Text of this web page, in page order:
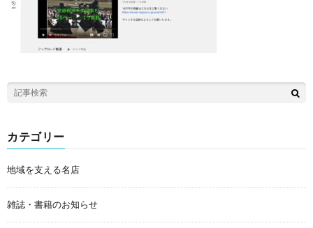
カテゴリー
地域を支える名店
雑誌・書籍のお知らせ